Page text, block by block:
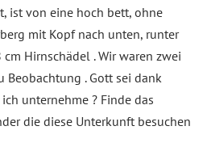
ist von eine hoch bett, ohne
mit Kopf nach unten, runter
Hirnschädel . Wir waren zwei
Beobachtung . Gott sei dank
unternehme ? Finde das
die diese Unterkunft besuchen